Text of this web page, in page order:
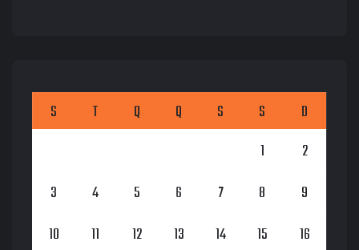
S T Q Q S S
D
1
2
3
4 5 6 7 8
9
10
11 12 13 14 15 16